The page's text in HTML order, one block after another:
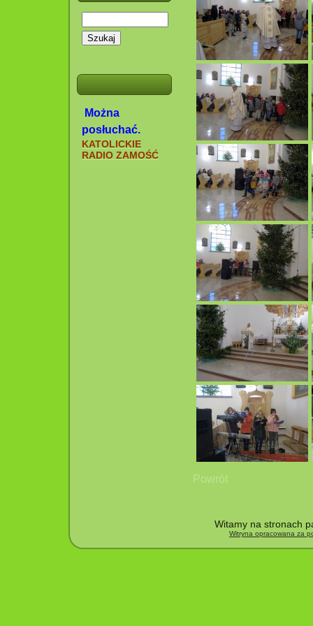
Szukaj
Można
posłuchać.
KATOLICKIE
RADIO ZAMOŚĆ
Powrót
Witamy na stronach
Witryna opracowana za